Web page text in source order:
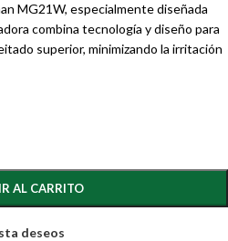
MG21W, especialmente diseñada
combina tecnología y diseño para
superior, minimizando la irritación
AL CARRITO
deseos